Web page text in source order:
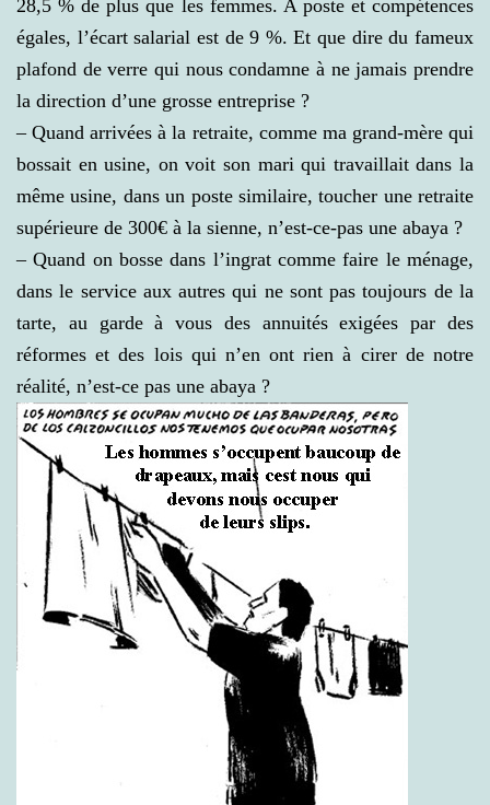
28,5 % de plus que les femmes. A poste et compétences
égales, l’écart salarial est de 9 %. Et que dire du fameux
plafond de verre qui nous condamne à ne jamais prendre
la direction d’une grosse entreprise ?
– Quand arrivées à la retraite, comme ma grand-mère qui
bossait en usine, on voit son mari qui travaillait dans la
même usine, dans un poste similaire, toucher une retraite
supérieure de 300€ à la sienne, n’est-ce-pas une abaya ?
– Quand on bosse dans l’ingrat comme faire le ménage,
dans le service aux autres qui ne sont pas toujours de la
tarte, au garde à vous des annuités exigées par des
réformes et des lois qui n’en ont rien à cirer de notre
réalité, n’est-ce pas une abaya ?